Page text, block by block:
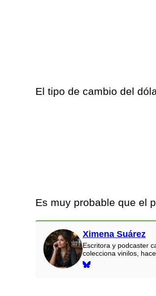
El tipo de cambio del
Es muy probable que el
Ximena Suárez
Escritora y podcaster
colecciona vinilos,